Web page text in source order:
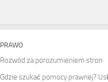
PRAWO
Rozwód za porozumieniem stron
Gdzie szukać pomocy prawnej?